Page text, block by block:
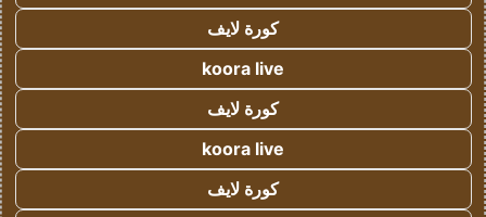
كورة لايف
koora live
كورة لايف
koora live
كورة لايف